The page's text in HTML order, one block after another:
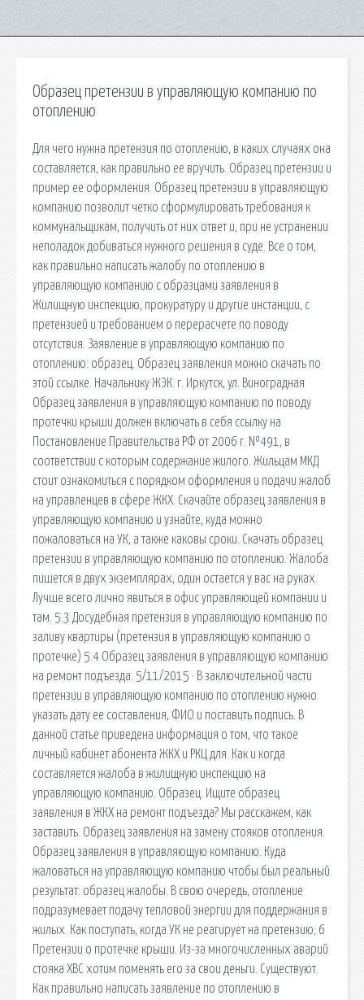
Образец претензии в управляющую компанию по
отоплению
Для чего нужна претензия по отоплению, в каких случаях она
составляется, как правильно ее вручить. Образец претензии и
пример ее оформления. Образец претензии в управляющую
компанию позволит четко сформулировать требования к
коммунальщикам, получить от них ответ и, при не устранении
неполадок добиваться нужного решения в суде. Все о том,
как правильно написать жалобу по отоплению в
управляющую компанию с образцами заявления в
Жилищную инспекцию, прокуратуру и другие инстанции, с
претензией и требованием о перерасчете по поводу
отсутствия. Заявление в управляющую компанию по
отоплению: образец. Образец заявления можно скачать по
этой ссылке. Начальнику ЖЭК. г. Иркутск, ул. Виноградная
Образец заявления в управляющую компанию по поводу
протечки крыши должен включать в себя ссылку на
Постановление Правительства РФ от 2006 г. №491, в
соответствии с которым содержание жилого. Жильцам МКД
стоит ознакомиться с порядком оформления и подачи жалоб
на управленцев в сфере ЖКХ. Скачайте образец заявления в
управляющую компанию и узнайте, куда можно
пожаловаться на УК, а также каковы сроки. Скачать образец
претензии в управляющую компанию по отоплению. Жалоба
пишется в двух экземплярах, один остается у вас на руках.
Лучше всего лично явиться в офис управляющей компании и
там. 5.3 Досудебная претензия в управляющую компанию по
заливу квартиры (претензия в управляющую компанию о
протечке) 5.4 Образец заявления в управляющую компанию
на ремонт подъезда. 5/11/2015 · В заключительной части
претензии в управляющую компанию по отоплению нужно
указать дату ее составления, ФИО и поставить подпись. В
данной статье приведена информация о том, что такое
личный кабинет абонента ЖКХ и РКЦ для. Как и когда
составляется жалоба в жилищную инспекцию на
управляющую компанию. Образец. Ищите образец
заявления в ЖКХ на ремонт подъезда? Мы расскажем, как
заставить. Образец заявления на замену стояков отопления.
Образец заявления в управляющую компанию. Куда
жаловаться на управляющую компанию чтобы был реальный
результат: образец жалобы. В свою очередь, отопление
подразумевает подачу тепловой энергии для поддержания в
жилых. Как поступать, когда УК не реагирует на претензию; 6
Претензии о протечке крыши. Из-за многочисленных аварий
стояка ХВС хотим поменять его за свои деньги. Существуют.
Как правильно написать заявление по отоплению в